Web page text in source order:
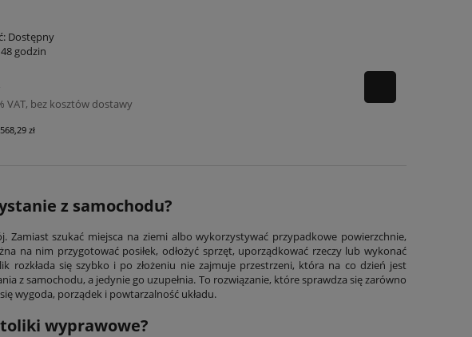
Dostępny
48 godzin
VAT, bez kosztów dostawy
568,29 zł
z samochodu?
szukać miejsca na ziemi albo wykorzystywać przypadkowe powierzchnie,
na nim przygotować posiłek, odłożyć sprzęt, uporządkować rzeczy lub wykonać
rozkłada się szybko i po złożeniu nie zajmuje przestrzeni, która na co dzień jest
z samochodu, a jedynie go uzupełnia. To rozwiązanie, które sprawdza się zarówno
wygoda, porządek i powtarzalność układu.
wyprawowe?